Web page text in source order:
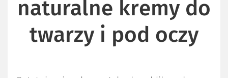
naturalne kremy do
twarzy i pod oczy